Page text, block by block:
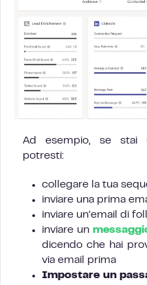
Ad esempio, se stai
potresti:
collegare la tua
inviare una prima
inviare un’email di
inviare un
dicendo che hai
via email prima
Impostare un